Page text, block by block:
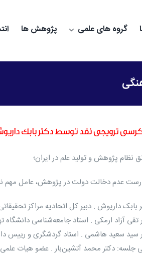
گروه های علمی پژوهش ها
کرسی ترویجی نقد توسط دکتر بابک
نظام پژوهش و تولید علم در ایران؛
عدم دخالت دولت در پژوهش، عامل مهم
بابک داریوش . دبیر کل اتحادیه مراکز
تقی آزاد ارمکی . استاد جامعه‌شناسی دانشگاه
سید سعید هاشمی . استاد گردشگری و رییس
جلسه: دکتر محمد آتشین‌بار . عضو هیات